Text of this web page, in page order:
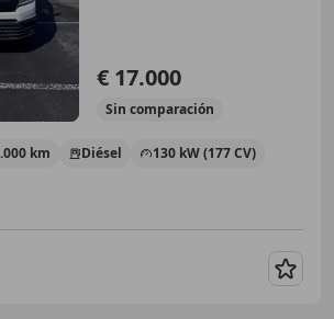
€ 17.000
Sin comparación
km Diésel 130 kW (177 CV)